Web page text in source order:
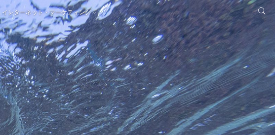
インターネット・マーケティング